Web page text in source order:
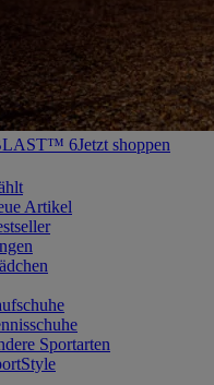
6Jetzt shoppen
Artikel
Sportarten